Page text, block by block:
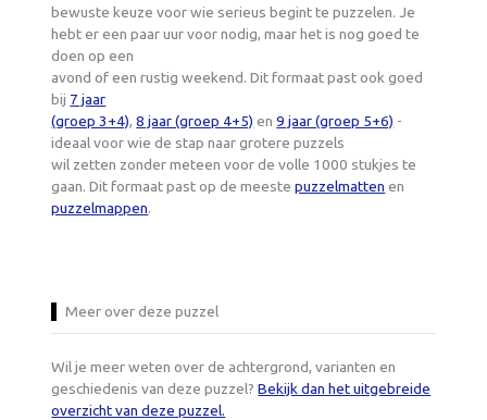
bewuste keuze voor wie serieus begint te puzzelen. Je
hebt er een paar uur voor nodig, maar het is nog goed te
doen op een
avond of een rustig weekend. Dit formaat past ook goed
bij 7 jaar
(groep 3+4),8 jaar (groep 4+5) en9 jaar (groep 5+6) -
ideaal voor wie de stap naar grotere puzzels
wil zetten zonder meteen voor de volle 1000 stukjes te
gaan. Dit formaat past op de meestepuzzelmatten en
puzzelmappen.
Meer over deze puzzel
Wil je meer weten over de achtergrond, varianten en
geschiedenis van deze puzzel?Bekijk dan het uitgebreide
overzicht van deze puzzel.